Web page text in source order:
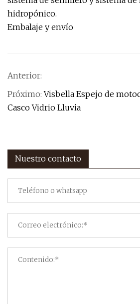
hidropónico.
Embalaje y envío
Anterior:
Próximo:Visbella Espejo de
Casco Vidrio Lluvia
Nuestro contacto